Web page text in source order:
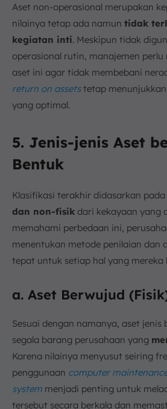
Aset non-operasional merupakan
nilainya tetap ada namun tidak
kegiatan inti. Meskipun tidak
operasional rutin, manajemen
aset ini agar tidak membebani
return on assetstetap
yang optimal.
5. Jenis-jenis Aset
Bentuk
Klasifikasi terakhir didasarkan pada
dan non-fisik dari kekayaan yang
memahami perbedaan ini,
menentukan metode penilaian dan
tepat untuk setiap hal yang mereka
a. Aset Berwujud
Sesuai dengan namanya, aset
segala barang perusahaan yang
Karena nilainya menyusut seiring
penggunaan computer
system menjadi penting untuk
tersebut secara berkala dan